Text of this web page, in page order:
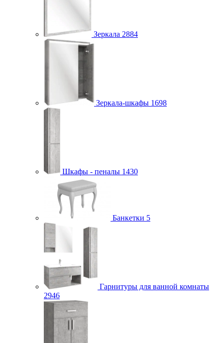
Зеркала 2884
Зеркала-шкафы 1698
Шкафы - пеналы 1430
Банкетки 5
Гарнитуры для ванной комнаты
2946